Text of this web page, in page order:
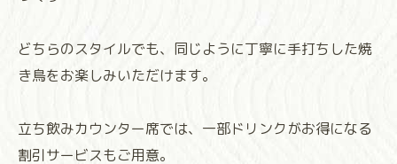
どちらのスタイルでも、同じように丁寧に手打ちした焼
き鳥をお楽しみいただけます。
立ち飲みカウンター席では、一部ドリンクがお得になる
割引サービスもご用意。